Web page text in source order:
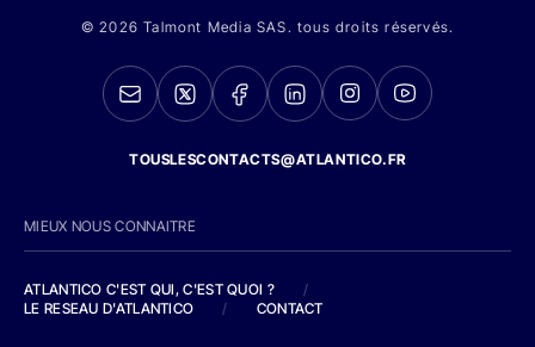
© 2026 Talmont Media SAS. tous droits réservés.
TOUSLESCONTACTS@ATLANTICO.FR
MIEUX NOUS CONNAITRE
ATLANTICO C'EST QUI, C'EST QUOI ?
/
LE RESEAU D'ATLANTICO
/ CONTACT